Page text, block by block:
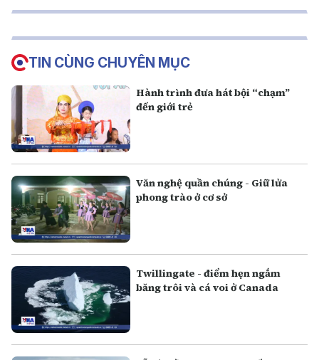
TIN CÙNG CHUYÊN MỤC
Hành trình đưa hát bội “chạm”
đến giới trẻ
Văn nghệ quần chúng - Giữ lửa
phong trào ở cơ sở
Twillingate - điểm hẹn ngắm
băng trôi và cá voi ở Canada